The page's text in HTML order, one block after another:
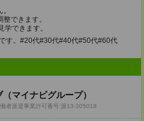
できます。
できます。
す。#20代#30代#40代#50代#60代
マイナビグループ）
者派遣事業許可番号:派13-305018